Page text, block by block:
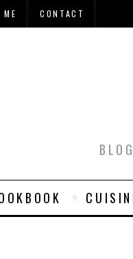
CONTACT